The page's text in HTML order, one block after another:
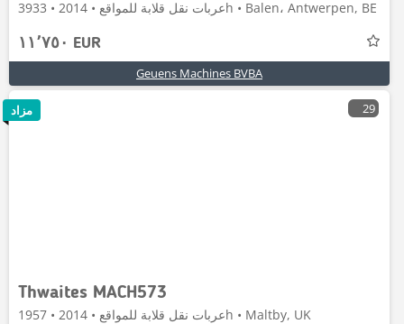
عربات نقل قلابة للمواقع • 2014 • 3933h • Balen، Antwerpen, BE
١١٬٧٥٠ EUR
Geuens Machines BVBA
29
Thwaites MACH573
عربات نقل قلابة للمواقع • 2014 • 1957h • Maltby, UK
مزاد